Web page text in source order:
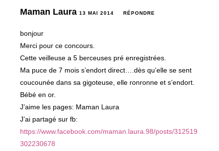
Maman Laura13 MAI 2014 RÉPONDRE
bonjour
Merci pour ce concours.
Cette veilleuse a 5 berceuses pré enregistrées.
Ma puce de 7 mois s’endort direct….dès qu’elle se sent
coucounée dans sa gigoteuse, elle ronronne et s’endort.
Bébé en or.
J’aime les pages: Maman Laura
J’ai partagé sur fb:
https://www.facebook.com/maman.laura.98/posts/312519
302230678